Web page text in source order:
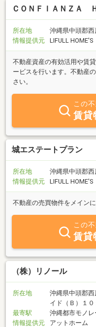
ＣＯＮＦＩＡＮＺＡ
所在地
沖縄県中頭郡
情報提供元
LIFULL HOME'S
不動産資産の有効活用や賃
ービスを行います。不動産
さい。
この
賃貸
城エステートプラン
所在地
沖縄県中頭郡
情報提供元
LIFULL HOME'S
不動産の売買物件をメイン
この
賃貸
（株）リノール
所在地
沖縄県中頭郡
イド（Ｂ）１０
最寄駅
沖縄都市モノ
情報提供元
アットホーム